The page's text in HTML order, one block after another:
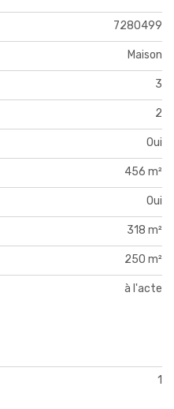
7280499
Maison
3
2
Oui
456 m²
Oui
318 m²
250 m²
à l'acte
1